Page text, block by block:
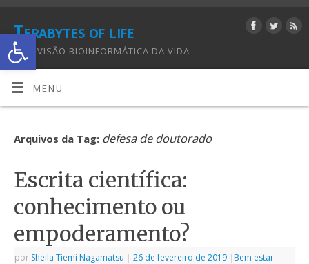
Abrir a barra de ferramentas
Terabytes of life
UMA VISÃO BIOINFORMÁTICA DA VIDA
MENU
Arquivos da Tag: defesa de doutorado
Escrita científica:
conhecimento ou
empoderamento?
por Sheila Tiemi Nagamatsu | 26 de fevereiro de 2019 | Bem estar